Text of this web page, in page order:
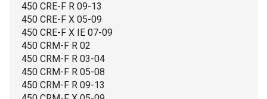
450 CRE-F R 09-13
450 CRE-F X 05-09
450 CRE-F X IE 07-09
450 CRM-F R 02
450 CRM-F R 03-04
450 CRM-F R 05-08
450 CRM-F R 09-13